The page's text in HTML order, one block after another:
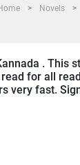
Novels
. This
for all
very fast.